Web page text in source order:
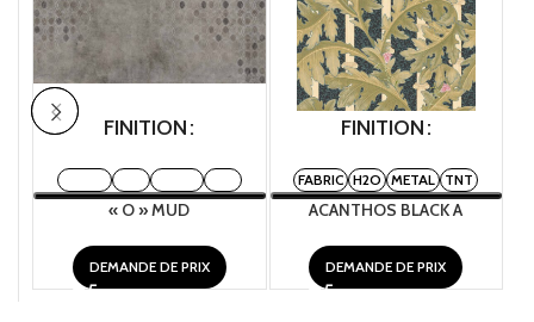
FINITION
« O » MUD
DEMANDE DE PRIX
FINITION
FABRIC H2O METAL TNT
ACANTHOS BLACK A
DEMANDE DE PRIX